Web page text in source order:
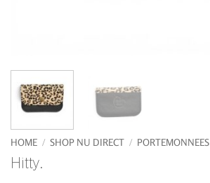
HOME / SHOP NU DIRECT / PORTEMONNEES
Hitty.